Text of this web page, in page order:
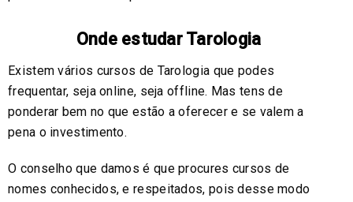
Onde estudar Tarologia
Existem vários cursos de Tarologia que podes
frequentar, seja online, seja offline. Mas tens de
ponderar bem no que estão a oferecer e se valem a
pena o investimento.
O conselho que damos é que procures cursos de
nomes conhecidos, e respeitados, pois desse modo